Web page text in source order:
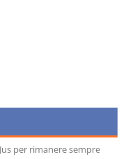
per rimanere sempre